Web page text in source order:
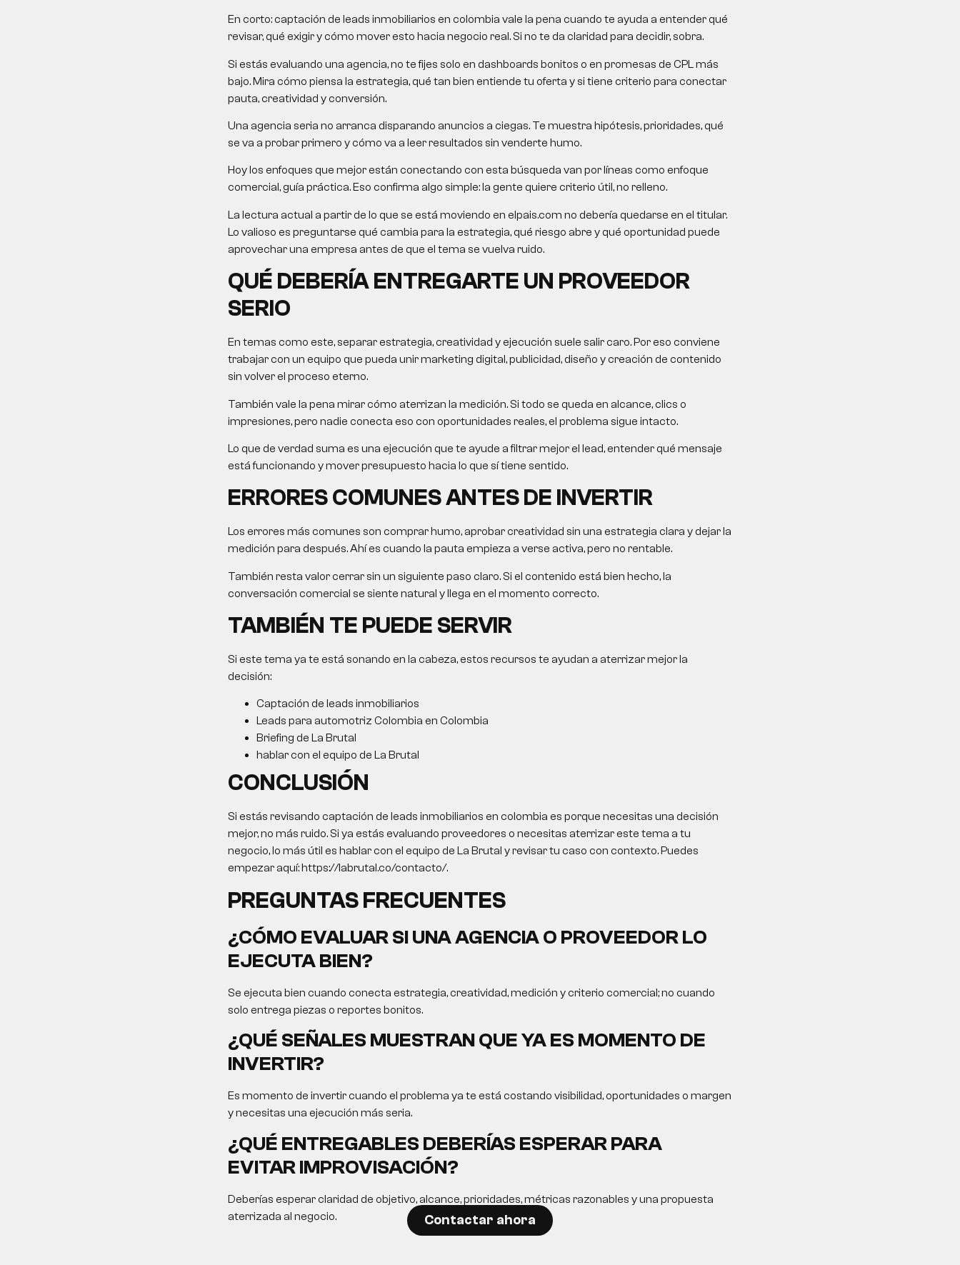
En corto: captación de leads inmobiliarios en colombia vale la pena cuando te ayuda a entender qué
revisar, qué exigir y cómo mover esto hacia negocio real. Si no te da claridad para decidir, sobra.
Si estás evaluando una agencia, no te fijes solo en dashboards bonitos o en promesas de CPL más
bajo. Mira cómo piensa la estrategia, qué tan bien entiende tu oferta y si tiene criterio para conectar
pauta, creatividad y conversión.
Una agencia seria no arranca disparando anuncios a ciegas. Te muestra hipótesis, prioridades, qué
se va a probar primero y cómo va a leer resultados sin venderte humo.
Hoy los enfoques que mejor están conectando con esta búsqueda van por líneas como enfoque
comercial, guía práctica. Eso confirma algo simple: la gente quiere criterio útil, no relleno.
La lectura actual a partir de lo que se está moviendo en elpais.com no debería quedarse en el titular.
Lo valioso es preguntarse qué cambia para la estrategia, qué riesgo abre y qué oportunidad puede
aprovechar una empresa antes de que el tema se vuelva ruido.
QUÉ DEBERÍA ENTREGARTE UN PROVEEDOR
SERIO
En temas como este, separar estrategia, creatividad y ejecución suele salir caro. Por eso conviene
trabajar con un equipo que pueda unir marketing digital, publicidad, diseño y creación de contenido
sin volver el proceso eterno.
También vale la pena mirar cómo aterrizan la medición. Si todo se queda en alcance, clics o
impresiones, pero nadie conecta eso con oportunidades reales, el problema sigue intacto.
Lo que de verdad suma es una ejecución que te ayude a filtrar mejor el lead, entender qué mensaje
está funcionando y mover presupuesto hacia lo que sí tiene sentido.
ERRORES COMUNES ANTES DE INVERTIR
Los errores más comunes son comprar humo, aprobar creatividad sin una estrategia clara y dejar la
medición para después. Ahí es cuando la pauta empieza a verse activa, pero no rentable.
También resta valor cerrar sin un siguiente paso claro. Si el contenido está bien hecho, la
conversación comercial se siente natural y llega en el momento correcto.
TAMBIÉN TE PUEDE SERVIR
Si este tema ya te está sonando en la cabeza, estos recursos te ayudan a aterrizar mejor la
decisión:
Captación de leads inmobiliarios
Leads para automotriz Colombia en Colombia
Briefing de La Brutal
hablar con el equipo de La Brutal
CONCLUSIÓN
Si estás revisando captación de leads inmobiliarios en colombia es porque necesitas una decisión
mejor, no más ruido. Si ya estás evaluando proveedores o necesitas aterrizar este tema a tu
negocio, lo más útil es hablar con el equipo de La Brutal y revisar tu caso con contexto. Puedes
empezar aquí: https://labrutal.co/contacto/.
PREGUNTAS FRECUENTES
¿CÓMO EVALUAR SI UNA AGENCIA O PROVEEDOR LO
EJECUTA BIEN?
Se ejecuta bien cuando conecta estrategia, creatividad, medición y criterio comercial; no cuando
solo entrega piezas o reportes bonitos.
¿QUÉ SEÑALES MUESTRAN QUE YA ES MOMENTO DE
INVERTIR?
Es momento de invertir cuando el problema ya te está costando visibilidad, oportunidades o margen
y necesitas una ejecución más seria.
¿QUÉ ENTREGABLES DEBERÍAS ESPERAR PARA
EVITAR IMPROVISACIÓN?
Deberías esperar claridad de objetivo, alcance, prioridades, métricas razonables y una propuesta
aterrizada al negocio.
Contactar ahora